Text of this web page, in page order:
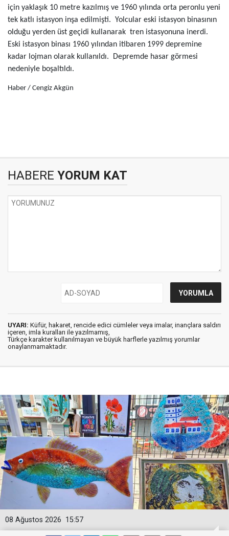
için yaklaşık 10 metre kazılmış ve 1960 yılında orta peronlu yeni
tek katlı istasyon inşa edilmişti. Yolcular eski istasyon binasının
olduğu yerden üst geçidi kullanarak tren istasyonuna inerdi.
Eski istasyon binası 1960 yılından itibaren 1999 depremine
kadar lojman olarak kullanıldı. Depremde hasar görmesi
nedeniyle boşaltıldı.
Haber / Cengiz Akgün
HABERE YORUM KAT
UYARI: Küfür, hakaret, rencide edici cümleler veya imalar, inançlara saldırı
içeren, imla kuralları ile yazılmamış,
Türkçe karakter kullanılmayan ve büyük harflerle yazılmış yorumlar
onaylanmamaktadır.
15:57
08 Ağustos 2026